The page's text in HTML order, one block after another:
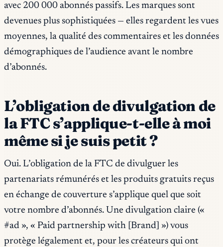
avec 200 000 abonnés passifs. Les marques sont
devenues plus sophistiquées — elles regardent les vues
moyennes, la qualité des commentaires et les données
démographiques de l’audience avant le nombre
d’abonnés.
L’obligation de divulgation de
la FTC s’applique-t-elle à moi
même si je suis petit ?
Oui. L’obligation de la FTC de divulguer les
partenariats rémunérés et les produits gratuits reçus
en échange de couverture s’applique quel que soit
votre nombre d’abonnés. Une divulgation claire («
#ad », « Paid partnership with [Brand] ») vous
protège légalement et, pour les créateurs qui ont